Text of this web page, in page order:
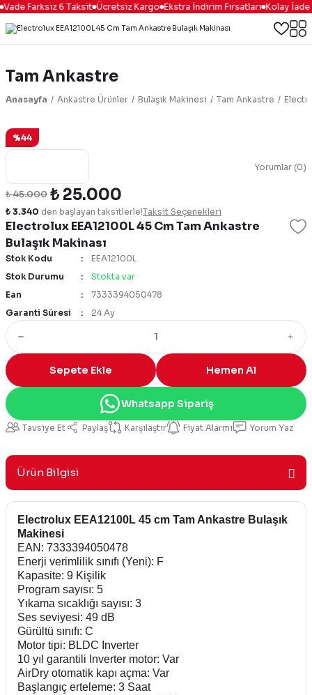
Farksız 6 Taksit Ücretsiz Kargo Ekstra İndirim Fırsatları Kolay İade &
Tam Ankastre
Anasayfa Ankastre Ürünler Bulaşık Makinesi Tam Ankastre
%44
Yorumlar (0)
Electrolux EEA12100L 45 Cm Tam Ankastre
Bulaşık Makinası
₺ 45.000 ₺ 25.000
₺ 3.340 den başlayan taksitlerle!Taksit Seçenekleri
Stok Kodu
EEA12100L
Stok Durumu
Stokta var
Ean
7333394050478
Garanti Süresi
24 Ay
Sepete Ekle Hemen Al
Whatsapp Sipariş
Tavsiye Et Paylaş Karşılaştır Fiyat Alarmı Yorum Yaz
Ürün Bilgisi
Electrolux EEA12100L 45 cm Tam Ankastre Bulaşık
Makinesi
EAN: 7333394050478
Enerji verimlilik sınıfı (Yeni): F
Kapasite: 9 Kişilik
Program sayısı: 5
Yıkama sıcaklığı sayısı: 3
Ses seviyesi: 49 dB
Gürültü sınıfı: C
Motor tipi: BLDC Inverter
10 yıl garantili Inverter motor: Var
AirDry otomatik kapı açma: Var
Başlangıç erteleme: 3 Saat